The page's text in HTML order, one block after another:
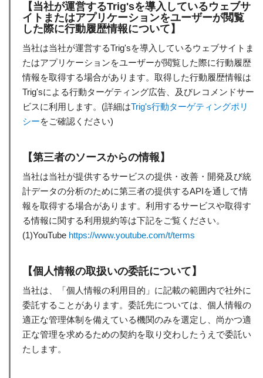
【当社が運営するTrig'sを導入しているウェブサ
イトまたはアプリケーションをユーザーが閲覧
した際に行動履歴情報について】
当社は当社が運営するTrig'sを導入しているウェブサイトま
たはアプリケーションをユーザーが閲覧した際に行動履歴
情報を取得する場合があります。取得した行動履歴情報は
Trig'sによる行動ターゲティング広告、及びレコメンドサー
ビスに利用します。(詳細はTrig's行動ターゲティングポリ
シーをご確認ください)
【第三者のソースからの情報】
当社は当社が提供するサービスの提供・改善・開発及び統
計データの分析のために第三者の提供するAPIを通して情
報を取得する場合があります。利用するサービスや取得す
る情報に関する利用規約等は下記をご覧ください。
(1)YouTube https://www.youtube.com/t/terms
【個人情報の取扱いの委託について】
当社は、「個人情報の利用目的」に記載の範囲内で社外に
委託することがあります。委託先については、個人情報の
適正な管理体制を備えている機関のみを選定し、尚かつ適
正な管理を求めるための契約を取り交わしたうえで委託い
たします。